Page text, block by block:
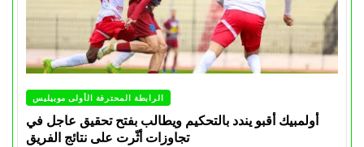
الرابطة المحترفة الأولى موبيليس
أولمبيك أقبو يندد بالتحكيم ويطالب بفتح تحقيق عاجل في
تجاوزات أثّرت على نتائج الفريق